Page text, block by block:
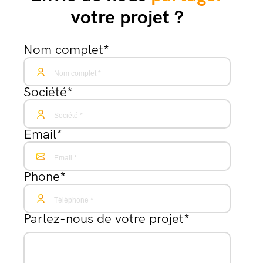
votre projet ?
Nom complet*
Société*
Email*
Phone*
Parlez-nous de votre projet*